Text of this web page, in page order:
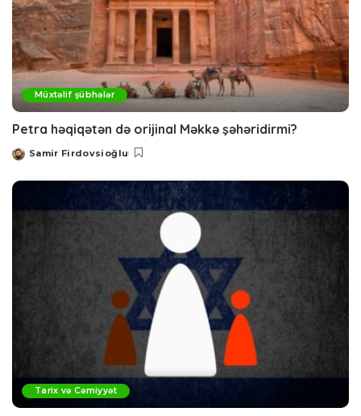
Müxtəlif şübhələr
Petra həqiqətən də orijinal Məkkə şəhəridirmi?
Posted
Samir Firdovsioğlu
Tarix və Cəmiyyət